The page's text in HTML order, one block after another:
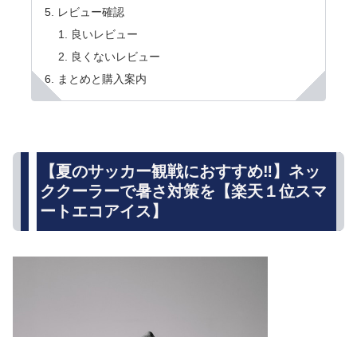
レビュー確認
良いレビュー
良くないレビュー
まとめと購入案内
【夏のサッカー観戦におすすめ‼】ネッ
ククーラーで暑さ対策を【楽天１位スマ
ートエコアイス】